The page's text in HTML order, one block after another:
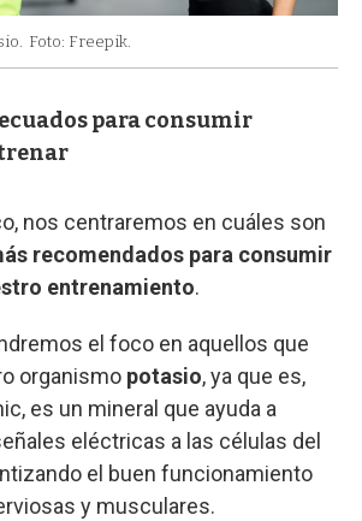
Foto: Freepik.
para consumir
nos centraremos en cuáles son
recomendados para consumir
entrenamiento.
el foco en aquellos que
organismo potasio, ya que es,
es un mineral que ayuda a
eléctricas a las células del
el buen funcionamiento
y musculares.